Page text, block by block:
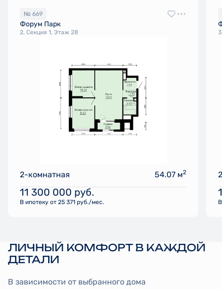
№ 669
Форум Парк
2, Секция 1, Этаж 28
2-комнатная 54.07 м2
11 300 000 руб.
В ипотеку от 25 371 руб./мес.
ЛИЧНЫЙ КОМФОРТ В КАЖДОЙ
ДЕТАЛИ
В зависимости от выбранного дома